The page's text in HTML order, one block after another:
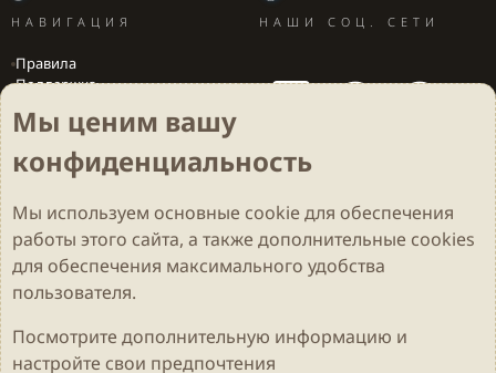
НАВИГАЦИЯ
Правила
Поддержка
Локализация игр
НАШИ СОЦ. СЕТИ
Cookies Darkdale - Основа [v.2.3.2 rc1] 🔥
Русский (RU)
Обратная связь
Условия и правила
Политика конфиденциальности
Помощь
R
ЛокализацияLiaNdrY
Мы ценим вашу
конфиденциальность
Мы используем основные cookieдля обеспечения
работы этого сайта, а также дополнительные cookies
для обеспечения максимального удобства
пользователя.
Посмотрите дополнительную информацию и
настройте свои предпочтения